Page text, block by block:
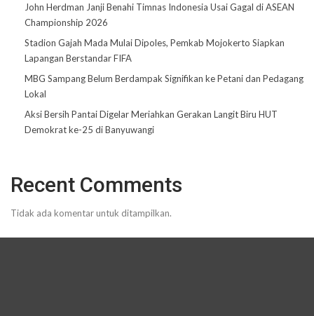
John Herdman Janji Benahi Timnas Indonesia Usai Gagal di ASEAN
Championship 2026
Stadion Gajah Mada Mulai Dipoles, Pemkab Mojokerto Siapkan
Lapangan Berstandar FIFA
MBG Sampang Belum Berdampak Signifikan ke Petani dan Pedagang
Lokal
Aksi Bersih Pantai Digelar Meriahkan Gerakan Langit Biru HUT
Demokrat ke-25 di Banyuwangi
Recent Comments
Tidak ada komentar untuk ditampilkan.